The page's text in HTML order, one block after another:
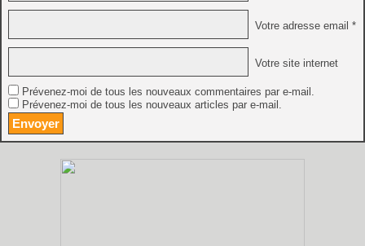
Votre adresse email *
Votre site internet
Prévenez-moi de tous les nouveaux commentaires par e-mail.
Prévenez-moi de tous les nouveaux articles par e-mail.